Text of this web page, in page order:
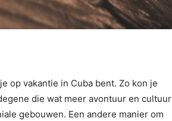
op vakantie in Cuba bent. Zo kon je
die wat meer avontuur en cultuur
gebouwen. Een andere manier om